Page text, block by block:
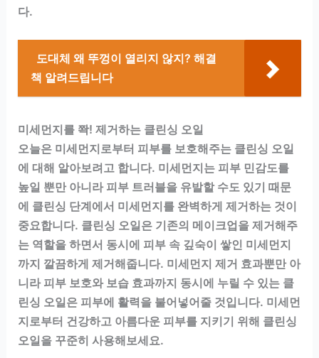
다.
도대체 왜 뚜껑이 열리지 않지? 해결
책 알려드립니다
미세먼지를 쫙! 제거하는 클린싱 오일
오늘은 미세먼지로부터 피부를 보호해주는 클린싱 오일
에 대해 알아보려고 합니다. 미세먼지는 피부 민감도를
높일 뿐만 아니라 피부 트러블을 유발할 수도 있기 때문
에 클린싱 단계에서 미세먼지를 완벽하게 제거하는 것이
중요합니다. 클린싱 오일은 기존의 메이크업을 제거해주
는 역할을 하면서 동시에 피부 속 깊숙이 쌓인 미세먼지
까지 깔끔하게 제거해줍니다. 미세먼지 제거 효과뿐만 아
니라 피부 보호와 보습 효과까지 동시에 누릴 수 있는 클
린싱 오일은 피부에 활력을 불어넣어줄 것입니다. 미세먼
지로부터 건강하고 아름다운 피부를 지키기 위해 클린싱
오일을 꾸준히 사용해보세요.